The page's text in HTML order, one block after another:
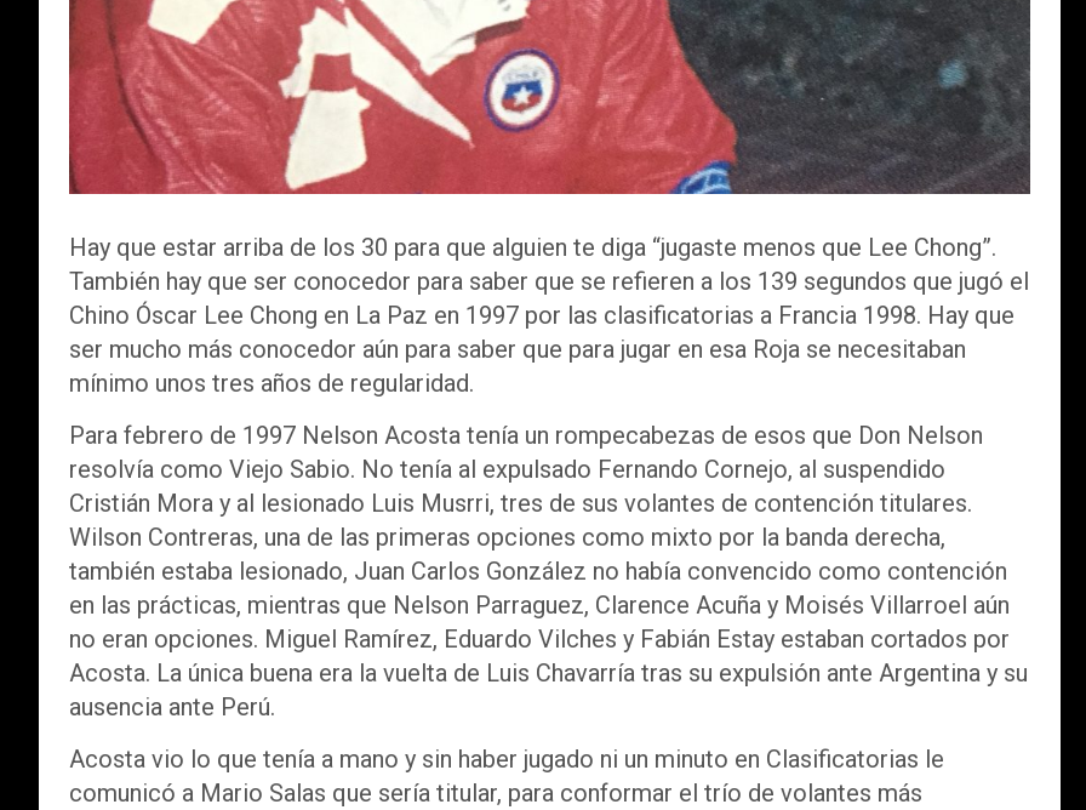
Hay que estar arriba de los 30 para que alguien te diga “jugaste menos que Lee Chong”.
También hay que ser conocedor para saber que se refieren a los 139 segundos que jugó el
Chino Óscar Lee Chong en La Paz en 1997 por las clasificatorias a Francia 1998. Hay que
ser mucho más conocedor aún para saber que para jugar en esa Roja se necesitaban
mínimo unos tres años de regularidad.
Para febrero de 1997 Nelson Acosta tenía un rompecabezas de esos que Don Nelson
resolvía como Viejo Sabio. No tenía al expulsado Fernando Cornejo, al suspendido
Cristián Mora y al lesionado Luis Musrri, tres de sus volantes de contención titulares.
Wilson Contreras, una de las primeras opciones como mixto por la banda derecha,
también estaba lesionado, Juan Carlos González no había convencido como contención
en las prácticas, mientras que Nelson Parraguez, Clarence Acuña y Moisés Villarroel aún
no eran opciones. Miguel Ramírez, Eduardo Vilches y Fabián Estay estaban cortados por
Acosta. La única buena era la vuelta de Luis Chavarría tras su expulsión ante Argentina y su
ausencia ante Perú.
Acosta vio lo que tenía a mano y sin haber jugado ni un minuto en Clasificatorias le
comunicó a Mario Salas que sería titular, para conformar el trío de volantes más